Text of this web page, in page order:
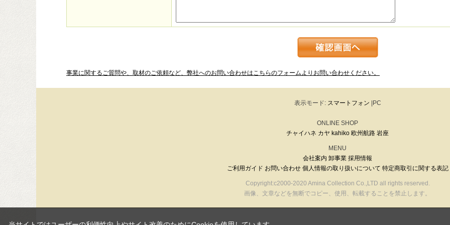
事業に関するご質問や、取材のご依頼など、弊社へのお問い合わせはこちらのフォームよりお問い合わせください。
表示モード: スマートフォン |PC
ONLINE SHOP
チャイハネ カヤ kahiko 欧州航路 岩座
MENU
会社案内 卸事業 採用情報
ご利用ガイド お問い合わせ 個人情報の取り扱いについて 特定商取引に関する表記
Copyright:c2000-2020 Amina Collection Co.,LTD all rights reserved.
画像、文章などを無断でコピー、使用、転載することを禁止します。